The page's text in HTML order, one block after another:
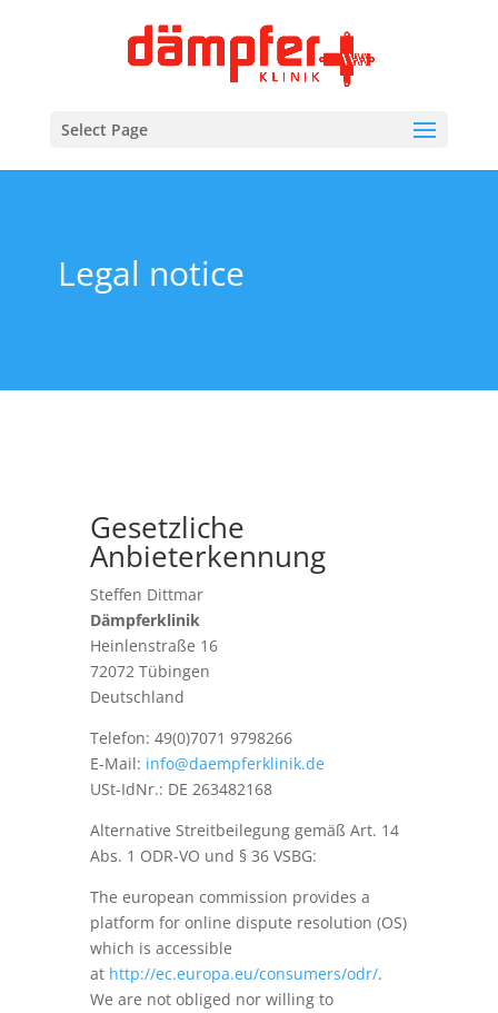
Select Page
Legal notice
Gesetzliche
Anbieterkennung
Steffen Dittmar
Dämpferklinik
Heinlenstraße 16
72072 Tübingen
Deutschland
Telefon: 49(0)7071 9798266
E-Mail: info@daempferklinik.de
USt-IdNr.: DE 263482168
Alternative Streitbeilegung gemäß Art. 14
Abs. 1 ODR-VO und § 36 VSBG:
The european commission provides a
platform for online dispute resolution (OS)
which is accessible
at http://ec.europa.eu/consumers/odr/.
We are not obliged nor willing to